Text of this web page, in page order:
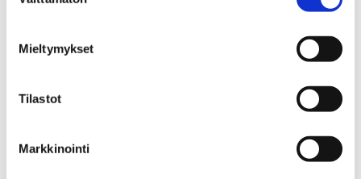
Mieltymykset
Tilastot
Markkinointi
Karhuhalliin 1.9.2018! Tapahtuma järjestetään nyt jo
seitsemättä kertaa ja mahdollistuu vain hyvällä